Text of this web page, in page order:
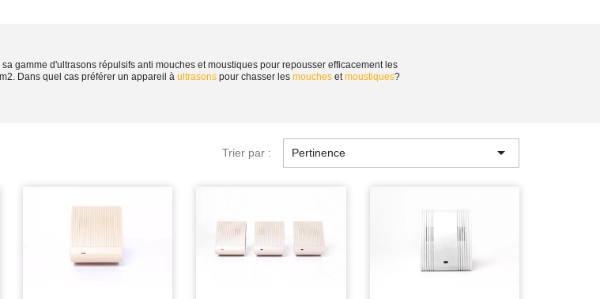
gamme d'ultrasons répulsifs anti mouches et moustiques pour repousser efficacement les
Dans quel cas préférer un appareil à ultrasons pour chasser les mouches etmoustiques?
Trier par : Pertinence 